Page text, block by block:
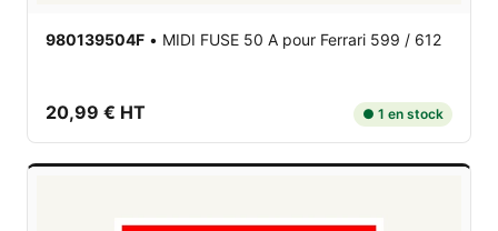
980139504F • MIDI FUSE 50 A pour Ferrari 599 / 612
20,99 € HT ● 1 en stock